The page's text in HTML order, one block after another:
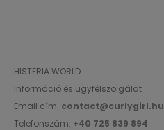
HISTERIA WORLD
Információ és ügyfélszolgálat
Email cím: contact@curlygirl.hu
Telefonszám: +40 725 839 894